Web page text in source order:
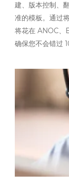
建、版本控制、
准的模板。通过
将花在 ANOC、
确保您不会错过